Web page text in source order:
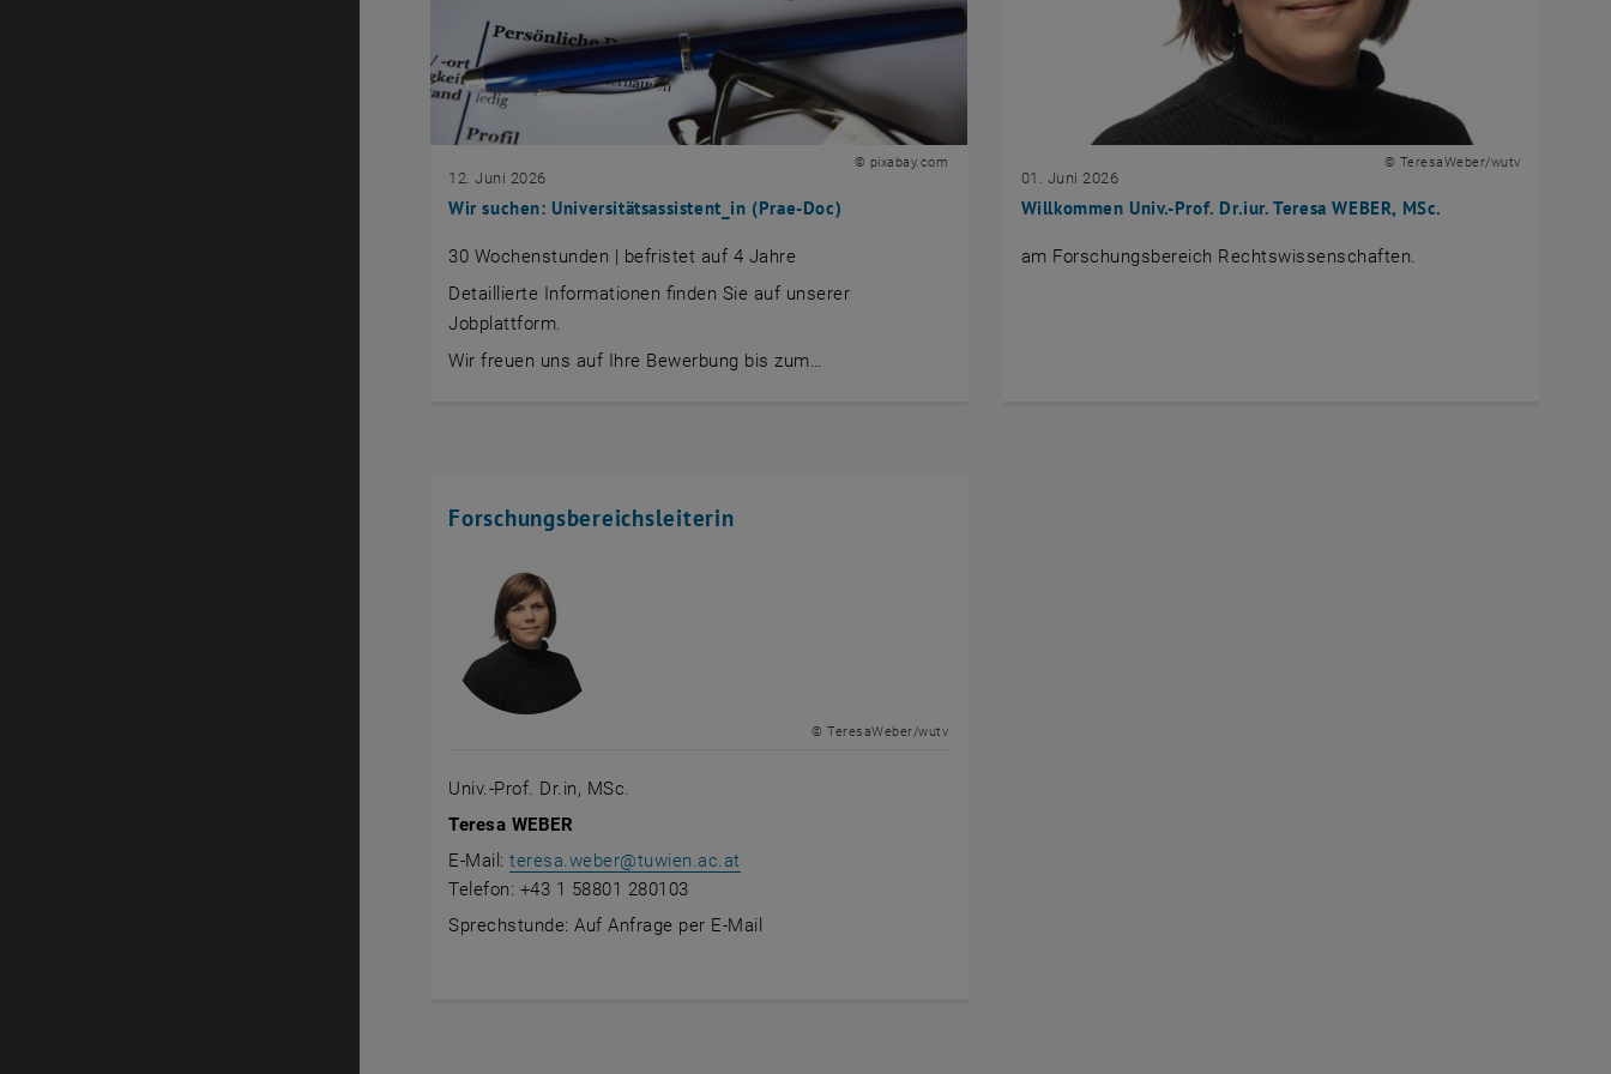
Wir suchen: Universitätsassistent_in (Prae-Doc)
12. Juni 2026
© pixabay.com
30 Wochenstunden | befristet auf 4 Jahre
Detaillierte Informationen finden Sie auf unserer
Jobplattform.
Wir freuen uns auf Ihre Bewerbung bis zum…
Willkommen Univ.-Prof. Dr.iur. Teresa WEBER, MSc.
01. Juni 2026
© TeresaWeber/wutv
am Forschungsbereich Rechtswissenschaften.
Forschungsbereichsleiterin
© TeresaWeber/wutv
Univ.-Prof. Dr.in, MSc.
Teresa WEBER
E-Mail:teresa.weber@tuwien.ac.at
Telefon: +43 1 58801 280103
Sprechstunde: Auf Anfrage per E-Mail